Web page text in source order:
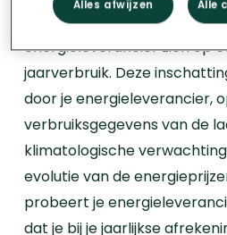
precies gaat verbruiken.
energieleverancier zich op
jaarverbruik. Deze
door je energieleverancier,
verbruiksgegevens van de
klimatologische
evolutie van de
probeert je
dat je bij je jaarlijkse
Alles afwijzen Alle